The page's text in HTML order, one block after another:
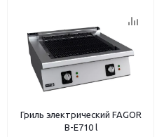
Гриль электрический FAGOR
B-E710 l